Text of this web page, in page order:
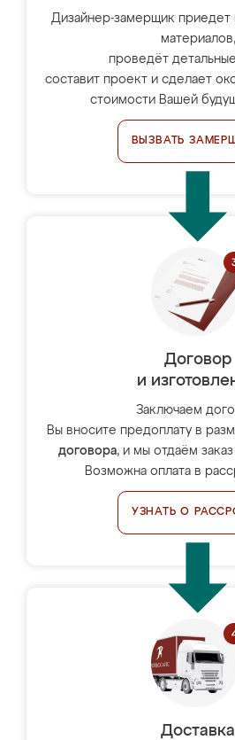
Дизайнер-замерщик приедет
материалов,
проведёт
составит проект и сделает
стоимости Вашей
ВЫЗВАТЬ
Договор
и
Заключаем
Вы вносите предоплату в
договора, и мы отдаём
Возможна оплата в
УЗНАТЬ О
Доставка